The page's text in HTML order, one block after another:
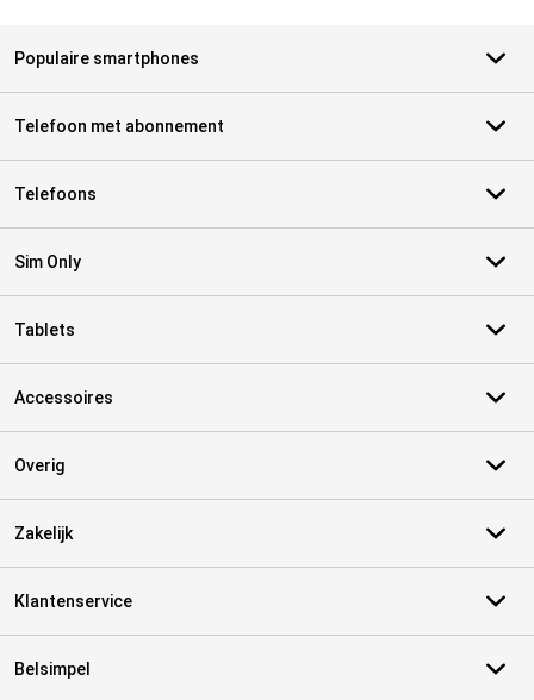
Populaire smartphones
Telefoon met abonnement
Telefoons
Sim Only
Tablets
Accessoires
Overig
Zakelijk
Klantenservice
Belsimpel